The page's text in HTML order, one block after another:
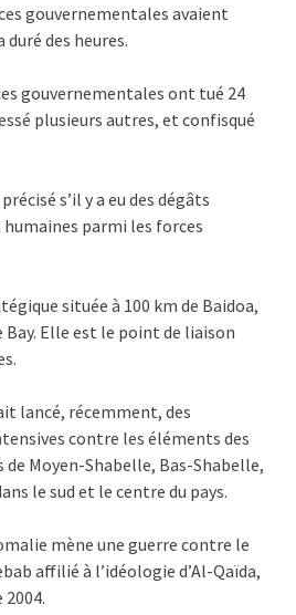
gouvernementales avaient
duré des heures.
gouvernementales ont tué 24
plusieurs autres, et confisqué
s’il y a eu des dégâts
parmi les forces
située à 100 km de Baidoa,
Bay. Elle est le point de liaison
lancé, récemment, des
contre les éléments des
de Moyen-Shabelle, Bas-Shabelle,
le sud et le centre du pays.
mène une guerre contre le
affilié à l’idéologie d’Al-Qaïda,
2004.